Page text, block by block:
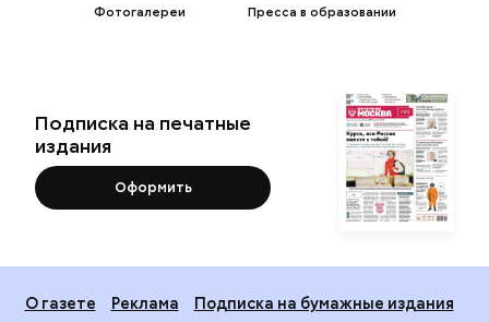
Фотогалереи
Пресса в образовании
Подписка на печатные
издания
Оформить
О газете Реклама
Подписка на бумажные издания